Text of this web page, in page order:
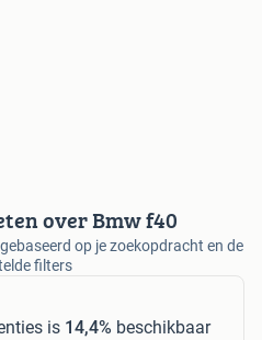
over Bmw f40
op je zoekopdracht en de
filters
is 14,4% beschikbaar